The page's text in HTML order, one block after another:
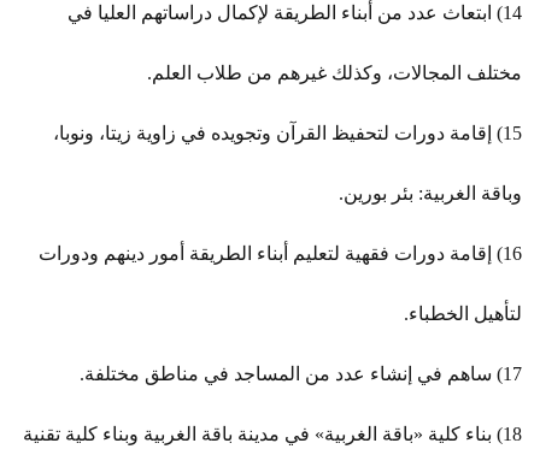
14) ابتعاث عدد من أبناء الطريقة لإكمال دراساتهم العليا في
مختلف المجالات، وكذلك غيرهم من طلاب العلم.
15) إقامة دورات لتحفيظ القرآن وتجويده في زاوية زيتا، ونوبا،
وباقة الغربية: بئر بورين.
16) إقامة دورات فقهية لتعليم أبناء الطريقة أمور دينهم ودورات
لتأهيل الخطباء.
17) ساهم في إنشاء عدد من المساجد في مناطق مختلفة.
18) بناء كلية «باقة الغربية» في مدينة باقة الغربية وبناء كلية تقنية